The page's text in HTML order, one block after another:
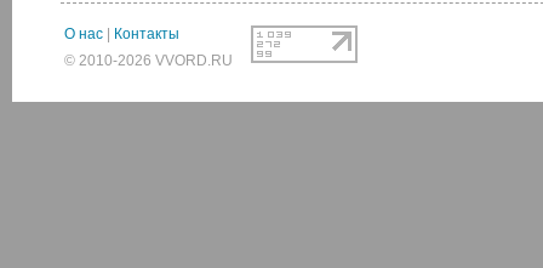
О нас
Контакты
© 2010-2026 VVORD.RU